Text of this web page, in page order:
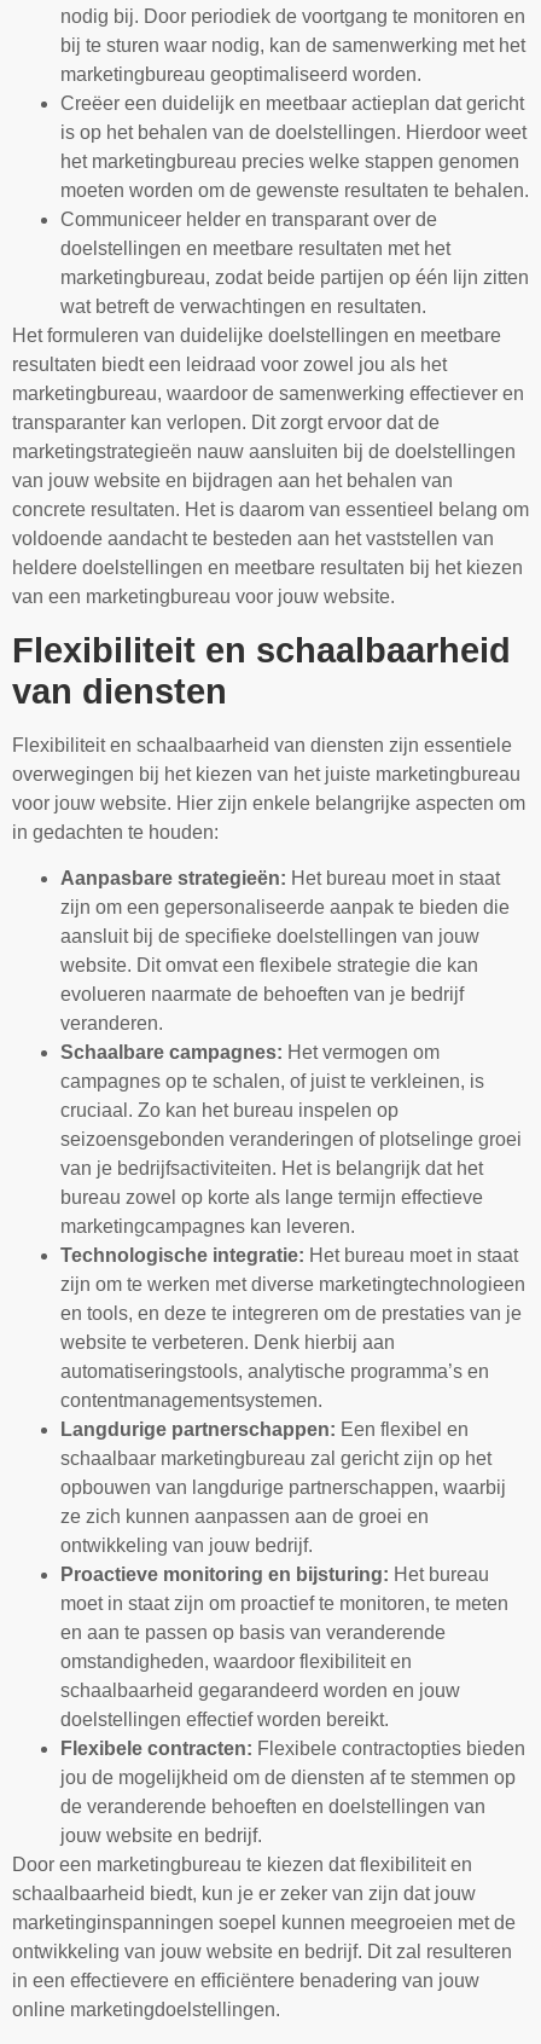
nodig bij. Door periodiek de voortgang te monitoren en
bij te sturen waar nodig, kan de samenwerking met het
marketingbureau geoptimaliseerd worden.
Creëer een duidelijk en meetbaar actieplan dat gericht
is op het behalen van de doelstellingen. Hierdoor weet
het marketingbureau precies welke stappen genomen
moeten worden om de gewenste resultaten te behalen.
Communiceer helder en transparant over de
doelstellingen en meetbare resultaten met het
marketingbureau, zodat beide partijen op één lijn zitten
wat betreft de verwachtingen en resultaten.
Het formuleren van duidelijke doelstellingen en meetbare
resultaten biedt een leidraad voor zowel jou als het
marketingbureau, waardoor de samenwerking effectiever en
transparanter kan verlopen. Dit zorgt ervoor dat de
marketingstrategieën nauw aansluiten bij de doelstellingen
van jouw website en bijdragen aan het behalen van
concrete resultaten. Het is daarom van essentieel belang om
voldoende aandacht te besteden aan het vaststellen van
heldere doelstellingen en meetbare resultaten bij het kiezen
van een marketingbureau voor jouw website.
Flexibiliteit en schaalbaarheid
van diensten
Flexibiliteit en schaalbaarheid van diensten zijn essentiele
overwegingen bij het kiezen van het juiste marketingbureau
voor jouw website. Hier zijn enkele belangrijke aspecten om
in gedachten te houden:
Aanpasbare strategieën: Het bureau moet in staat
zijn om een gepersonaliseerde aanpak te bieden die
aansluit bij de specifieke doelstellingen van jouw
website. Dit omvat een flexibele strategie die kan
evolueren naarmate de behoeften van je bedrijf
veranderen.
Schaalbare campagnes: Het vermogen om
campagnes op te schalen, of juist te verkleinen, is
cruciaal. Zo kan het bureau inspelen op
seizoensgebonden veranderingen of plotselinge groei
van je bedrijfsactiviteiten. Het is belangrijk dat het
bureau zowel op korte als lange termijn effectieve
marketingcampagnes kan leveren.
Technologische integratie: Het bureau moet in staat
zijn om te werken met diverse marketingtechnologieen
en tools, en deze te integreren om de prestaties van je
website te verbeteren. Denk hierbij aan
automatiseringstools, analytische programma’s en
contentmanagementsystemen.
Langdurige partnerschappen: Een flexibel en
schaalbaar marketingbureau zal gericht zijn op het
opbouwen van langdurige partnerschappen, waarbij
ze zich kunnen aanpassen aan de groei en
ontwikkeling van jouw bedrijf.
Proactieve monitoring en bijsturing: Het bureau
moet in staat zijn om proactief te monitoren, te meten
en aan te passen op basis van veranderende
omstandigheden, waardoor flexibiliteit en
schaalbaarheid gegarandeerd worden en jouw
doelstellingen effectief worden bereikt.
Flexibele contracten: Flexibele contractopties bieden
jou de mogelijkheid om de diensten af te stemmen op
de veranderende behoeften en doelstellingen van
jouw website en bedrijf.
Door een marketingbureau te kiezen dat flexibiliteit en
schaalbaarheid biedt, kun je er zeker van zijn dat jouw
marketinginspanningen soepel kunnen meegroeien met de
ontwikkeling van jouw website en bedrijf. Dit zal resulteren
in een effectievere en efficiëntere benadering van jouw
online marketingdoelstellingen.